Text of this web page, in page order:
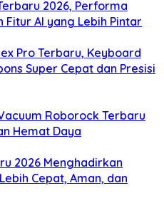
2026, Performa
AI yang Lebih Pintar
Pro Terbaru, Keyboard
Super Cepat dan Presisi
Roborock Terbaru
Hemat Daya
2026 Menghadirkan
Cepat, Aman, dan